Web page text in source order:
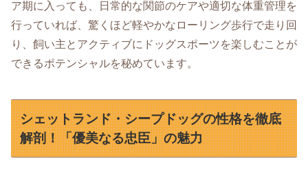
ア期に入っても、日常的な関節のケアや適切な体重管理を
行っていれば、驚くほど軽やかなローリング歩行で走り回
り、飼い主とアクティブにドッグスポーツを楽しむことが
できるポテンシャルを秘めています。
シェットランド・シープドッグの性格を徹底
解剖！「優美なる忠臣」の魅力